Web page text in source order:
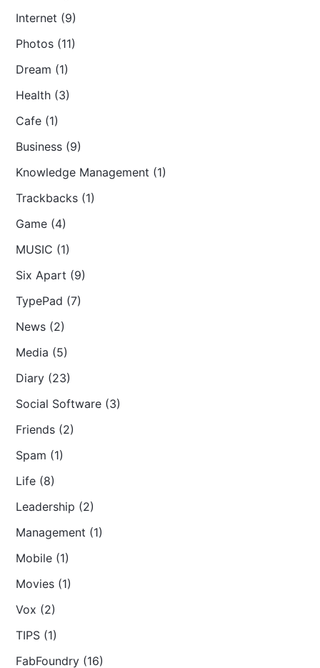
Internet (9)
Photos (11)
Dream (1)
Health (3)
Cafe (1)
Business (9)
Knowledge Management (1)
Trackbacks (1)
Game (4)
MUSIC (1)
Six Apart (9)
TypePad (7)
News (2)
Media (5)
Diary (23)
Social Software (3)
Friends (2)
Spam (1)
Life (8)
Leadership (2)
Management (1)
Mobile (1)
Movies (1)
Vox (2)
TIPS (1)
FabFoundry (16)